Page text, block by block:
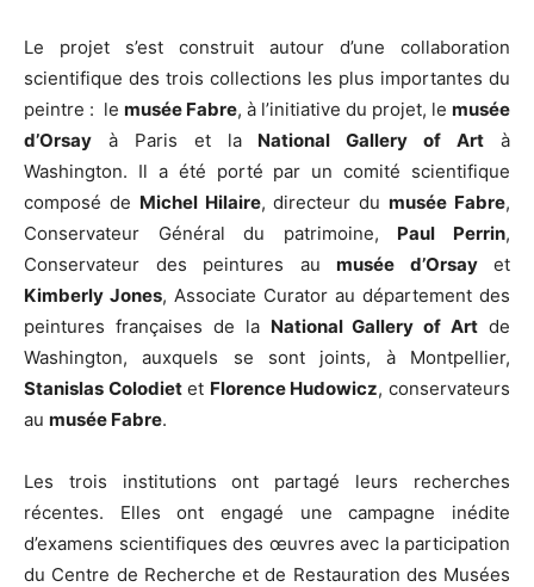
Le projet s’est construit autour d’une collaboration
scientifique des trois collections les plus importantes du
peintre : le musée Fabre, à l’initiative du projet, le musée
d’Orsay à Paris et la National Gallery of Art à
Washington. Il a été porté par un comité scientifique
composé de Michel Hilaire, directeur dumusée Fabre,
Conservateur Général du patrimoine, Paul Perrin,
Conservateur des peintures au musée d’Orsayet
Kimberly Jones, Associate Curator au département des
peintures françaises de la National Gallery of Art de
Washington, auxquels se sont joints, à Montpellier,
Stanislas Colodietet Florence Hudowicz, conservateurs
au musée Fabre.
Les trois institutions ont partagé leurs recherches
récentes. Elles ont engagé une campagne inédite
d’examens scientifiques des œuvres avec la participation
du Centre de Recherche et de Restauration des Musées